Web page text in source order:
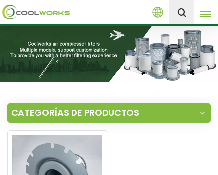
Español
English
español
العربية
русский
+8613525046291
CATEGORÍAS DE PRODUCTOS